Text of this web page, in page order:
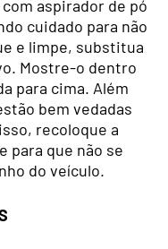
aspirador de pó
cuidado para não
e limpe, substitua
Mostre-o dentro
para cima. Além
bem vedadas
recoloque a
para que não se
do veículo.